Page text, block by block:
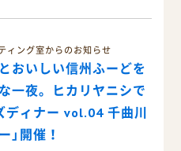
ィング室からのお知らせ
おいしい信州ふーどを
一夜。ヒカリヤニシで
ディナー vol.04 千曲川
」開催！